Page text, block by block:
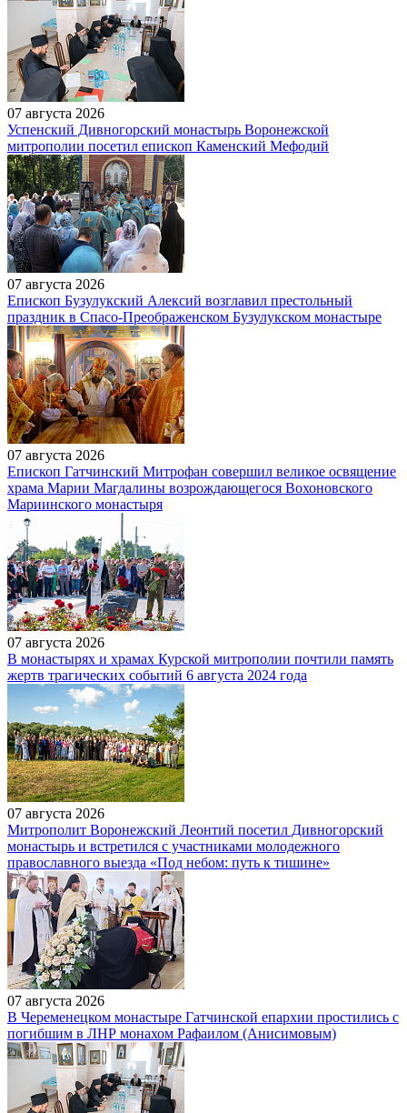
07 августа 2026
Успенский Дивногорский монастырь Воронежской
митрополии посетил епископ Каменский Мефодий
07 августа 2026
Епископ Бузулукский Алексий возглавил престольный
праздник в Спасо-Преображенском Бузулукском монастыре
07 августа 2026
Епископ Гатчинский Митрофан совершил великое освящение
храма Марии Магдалины возрождающегося Вохоновского
Мариинского монастыря
07 августа 2026
В монастырях и храмах Курской митрополии почтили память
жертв трагических событий 6 августа 2024 года
07 августа 2026
Митрополит Воронежский Леонтий посетил Дивногорский
монастырь и встретился с участниками молодежного
православного выезда «Под небом: путь к тишине»
07 августа 2026
В Череменецком монастыре Гатчинской епархии простились с
погибшим в ЛНР монахом Рафаилом (Анисимовым)